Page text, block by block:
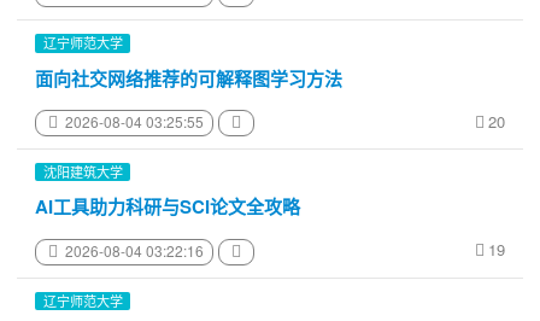
辽宁师范大学
面向社交网络推荐的可解释图学习方法
2026-08-04 03:25:55 20
沈阳建筑大学
AI工具助力科研与SCI论文全攻略
2026-08-04 03:22:16 19
辽宁师范大学